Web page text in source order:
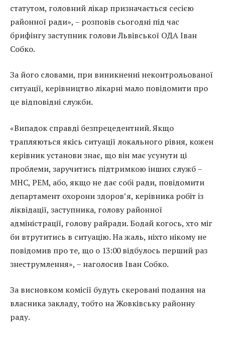
статутом, головний лікар призначається сесією
районної ради», – розповів сьогодні під час
брифінгу заступник голови Львівської ОДА Іван
Собко.
За його словами, при виникненні неконтрольованої
ситуації, керівництво лікарні мало повідомити про
це відповідні служби.
«Випадок справді безпрецедентний. Якщо
трапляються якісь ситуації локального рівня, кожен
керівник установи знає, що він має усунути ці
проблеми, заручитись підтримкою інших служб –
МНС, РЕМ, або, якщо не дає собі ради, повідомити
департамент охорони здоров’я, керівника робіт із
ліквідації, заступника, голову районної
адміністрації, голову райради. Бодай когось, хто міг
би втрутитись в ситуацію. На жаль, ніхто нікому не
повідомив про те, що о 13:00 відбулось перший раз
знеструмлення», – наголосив Іван Собко.
За висновком комісії будуть скеровані подання на
власника закладу, тобто на Жовківську районну
раду.